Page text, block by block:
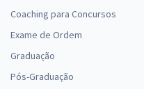
Coaching para Concursos
Exame de Ordem
Graduação
Pós-Graduação